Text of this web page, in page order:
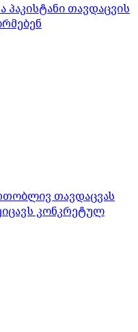
თავდაცვის
თავდაცვას
კონკრეტულ